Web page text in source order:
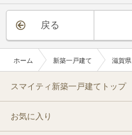
戻る
ホーム 新築一戸建て 滋賀県
スマイティ新築一戸建てトップ
お気に入り